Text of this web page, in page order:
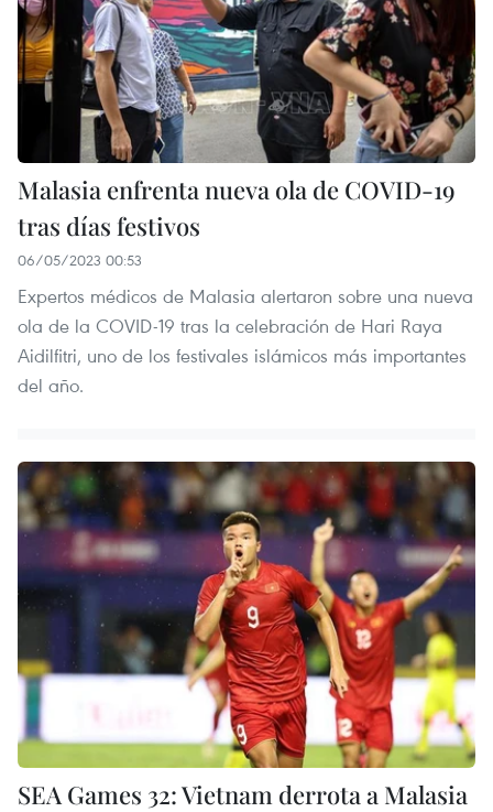
Malasia enfrenta nueva ola de COVID-19
tras días festivos
06/05/2023 00:53
Expertos médicos de Malasia alertaron sobre una nueva
ola de la COVID-19 tras la celebración de Hari Raya
Aidilfitri, uno de los festivales islámicos más importantes
del año.
SEA Games 32: Vietnam derrota a Malasia